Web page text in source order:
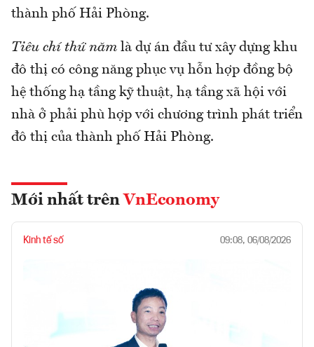
thành phố Hải Phòng.
Tiêu chí thứ năm là dự án đầu tư xây dựng khu
đô thị có công năng phục vụ hỗn hợp đồng bộ
hệ thống hạ tầng kỹ thuật, hạ tầng xã hội với
nhà ở phải phù hợp với chương trình phát triển
đô thị của thành phố Hải Phòng.
Mới nhất trên VnEconomy
Kinh tế số 09:08, 06/08/2026